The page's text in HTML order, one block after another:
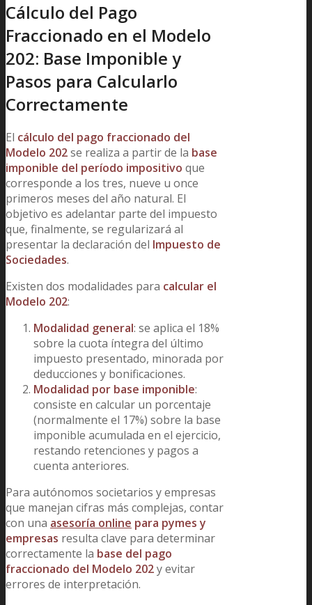
Cálculo del Pago
Fraccionado en el Modelo
202: Base Imponible y
Pasos para Calcularlo
Correctamente
El cálculo del pago fraccionado del
Modelo 202se realiza a partir de la base
imponible del período impositivo que
corresponde a los tres, nueve u once
primeros meses del año natural. El
objetivo es adelantar parte del impuesto
que, finalmente, se regularizará al
presentar la declaración del Impuesto de
Sociedades.
Existen dos modalidades para calcular el
Modelo 202:
Modalidad general: se aplica el 18%
sobre la cuota íntegra del último
impuesto presentado, minorada por
deducciones y bonificaciones.
Modalidad por base imponible:
consiste en calcular un porcentaje
(normalmente el 17%) sobre la base
imponible acumulada en el ejercicio,
restando retenciones y pagos a
cuenta anteriores.
Para autónomos societarios y empresas
que manejan cifras más complejas, contar
con una asesoría online para pymes y
empresas resulta clave para determinar
correctamente la base del pago
fraccionado del Modelo 202y evitar
errores de interpretación.